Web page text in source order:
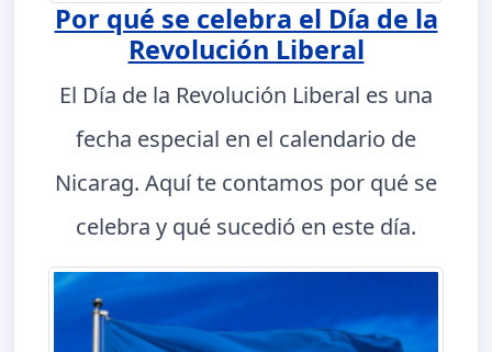
Por qué se celebra el Día de la
Revolución Liberal
El Día de la Revolución Liberal es una
fecha especial en el calendario de
Nicarag. Aquí te contamos por qué se
celebra y qué sucedió en este día.